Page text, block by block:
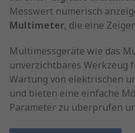
Messwert numerisch
Multimeter, die eine
Multimessgeräte wie das
unverzichtbares Werkzeug
Wartung von elektrischen
und bieten eine einfache
Parameter zu überprüfen